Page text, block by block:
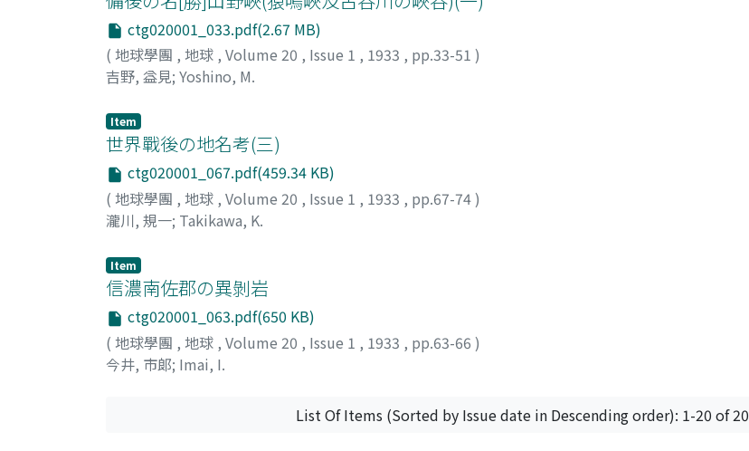
ctg020001_033.pdf(2.67 MB)
( 地球學團 , 地球 , Volume 20 , Issue 1 , 1933 , pp.33-51 )
吉野, 益見; Yoshino, M.
Item
世界戰後の地名考(三)
ctg020001_067.pdf(459.34 KB)
( 地球學團 , 地球 , Volume 20 , Issue 1 , 1933 , pp.67-74)
瀧川, 規一; Takikawa, K.
Item
信濃南佐郡の異剝岩
ctg020001_063.pdf(650 KB)
( 地球學團 , 地球 , Volume 20 , Issue 1 , 1933 , pp.63-66 )
今井, 市郞; Imai, I.
List Of Items (Sorted by Issue date in Descending order): 1-20 of 20